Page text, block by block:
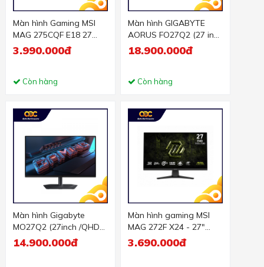
Màn hình Gaming MSI
MAG 275CQF E18 27
inch
3.990.000đ
Còn hàng
Màn hình GIGABYTE
AORUS FO27Q2 (27 inch
| QHD | 240Hz | OLED |
18.900.000đ
Còn hàng
Màn hình Gigabyte
MO27Q2 (27inch /QHD
/OLED /240hz /0.03ms
14.900.000đ
Màn hình gaming MSI
MAG 272F X24 - 27"
FHD Rapid IPs 240Hz
3.690.000đ